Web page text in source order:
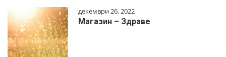
декември 26, 2022
Магазин – Здраве